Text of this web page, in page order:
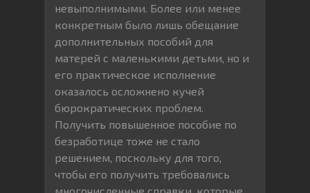
невыполнимыми. Более или менее
конкретным было лишь обещание
дополнительных пособий для
матерей с маленькими детьми, но и
его практическое исполнение
оказалось осложнено кучей
бюрократических проблем.
Получить повышенное пособие по
безработице тоже не стало
решением, поскольку для того,
чтобы его получить требовались